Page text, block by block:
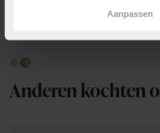
Aanpassen
Anderen kochten